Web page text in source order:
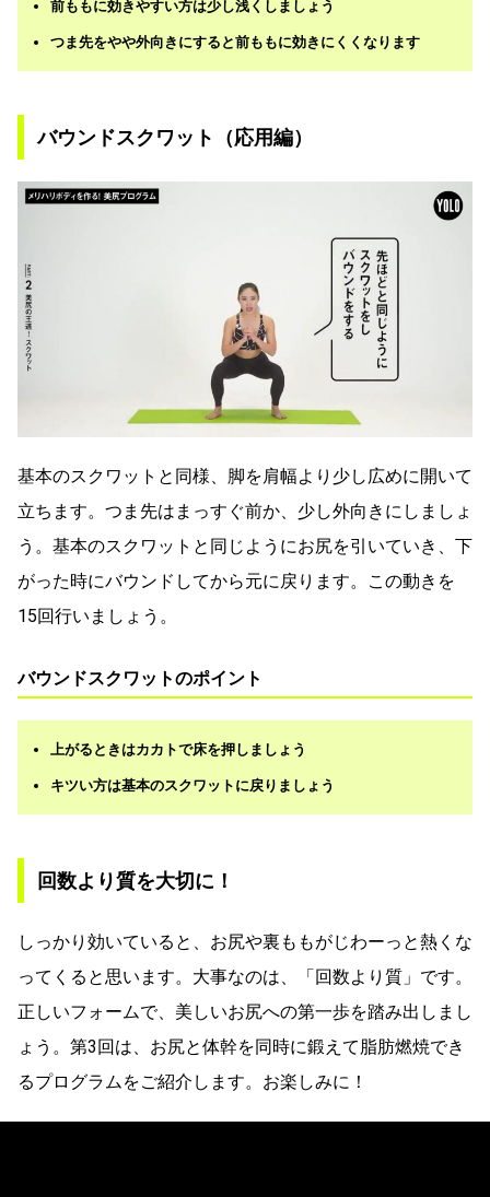
前ももに効きやすい方は少し浅くしましょう
つま先をやや外向きにすると前ももに効きにくくなります
バウンドスクワット（応用編）
基本のスクワットと同様、脚を肩幅より少し広めに開いて
立ちます。つま先はまっすぐ前か、少し外向きにしましょ
う。基本のスクワットと同じようにお尻を引いていき、下
がった時にバウンドしてから元に戻ります。この動きを
15回行いましょう。
バウンドスクワットのポイント
上がるときはカカトで床を押しましょう
キツい方は基本のスクワットに戻りましょう
回数より質を大切に！
しっかり効いていると、お尻や裏ももがじわーっと熱くな
ってくると思います。大事なのは、「回数より質」です。
正しいフォームで、美しいお尻への第一歩を踏み出しまし
ょう。第3回は、お尻と体幹を同時に鍛えて脂肪燃焼でき
るプログラムをご紹介します。お楽しみに！